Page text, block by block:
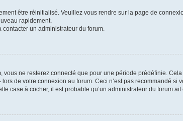
être réinitialisé. Veuillez vous rendre sur la page de
rapidement.
un administrateur du forum.
ne resterez connecté que pour une période prédéfinie.
de votre connexion au forum. Ceci n’est pas recommandé si
case à cocher, il est probable qu’un administrateur du forum ait